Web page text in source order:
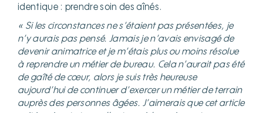
identique : prendre soin des aînés.
« Si les circonstances ne s’étaient pas présentées, je
n’y aurais pas pensé. Jamais je n’avais envisagé de
devenir animatrice et je m’étais plus ou moins résolue
à reprendre un métier de bureau. Cela n’aurait pas été
de gaîté de cœur, alors je suis très heureuse
aujourd’hui de continuer d’exercer un métier de terrain
auprès des personnes âgées. J’aimerais que cet article